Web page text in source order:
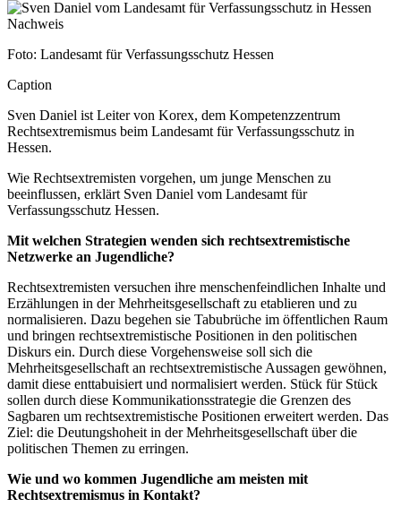
Nachweis
Foto: Landesamt für Verfassungsschutz Hessen
Caption
Sven Daniel ist Leiter von Korex, dem Kompetenzzentrum
Rechtsextremismus beim Landesamt für Verfassungsschutz in
Hessen.
Wie Rechtsextremisten vorgehen, um junge Menschen zu
beeinflussen, erklärt Sven Daniel vom Landesamt für
Verfassungsschutz Hessen.
Mit welchen Strategien wenden sich rechtsextremistische
Netzwerke an Jugendliche?
Rechtsextremisten versuchen ihre menschenfeindlichen Inhalte und
Erzählungen in der Mehrheitsgesellschaft zu etablieren und zu
normalisieren. Dazu begehen sie Tabubrüche im öffentlichen Raum
und bringen rechtsextremistische Positionen in den politischen
Diskurs ein. Durch diese Vorgehensweise soll sich die
Mehrheitsgesellschaft an rechtsextremistische Aussagen gewöhnen,
damit diese enttabuisiert und normalisiert werden. Stück für Stück
sollen durch diese Kommunikationsstrategie die Grenzen des
Sagbaren um rechtsextremistische Positionen erweitert werden. Das
Ziel: die Deutungshoheit in der Mehrheitsgesellschaft über die
politischen Themen zu erringen.
Wie und wo kommen Jugendliche am meisten mit
Rechtsextremismus in Kontakt?